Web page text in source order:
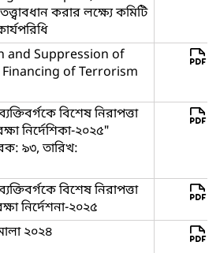
করার লক্ষ্যে কমিটি
and Suppression of
of Terrorism
বিশেষ নিরাপত্তা
নির্দেশিকা-২০২৫"
৯৩, তারিখ:
বিশেষ নিরাপত্তা
নির্দেশনা-২০২৫
২০২৪